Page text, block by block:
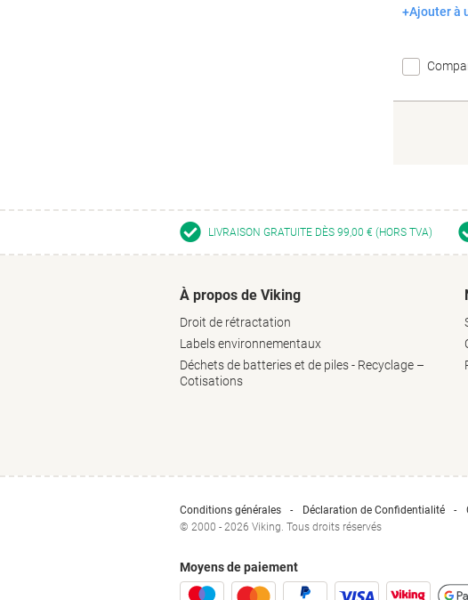
Ajouter à
LIVRAISON GRATUITE DÈS 99,00 € (HORS TVA)
À propos de Viking
Droit de rétractation
Labels environnementaux
Déchets de batteries et de piles - Recyclage –
Cotisations
Conditions générales Déclaration de Confidentialité
© 2000 - 2026 Viking. Tous droits réservés
Moyens de paiement